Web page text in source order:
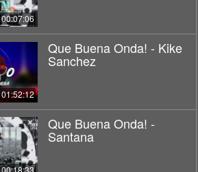
00:07:06
01:52:12
Que Buena Onda! - Kike
Sanchez
00:18:33
Que Buena Onda! -
Santana